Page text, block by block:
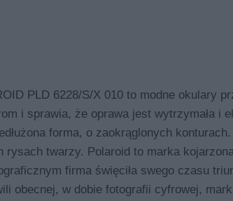
PLD 6228/S/X 010 to modne okulary
i sprawia, że oprawa jest wytrzymała i
forma, o zaokrąglonych
rysach twarzy. Polaroid to marka
firma święciła swego czasu
obecnej, w dobie fotografii cyfrowej,